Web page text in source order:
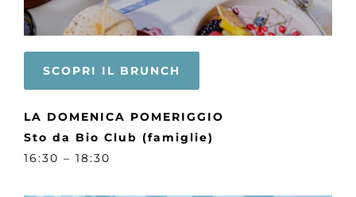
SCOPRI IL BRUNCH
LA DOMENICA POMERIGGIO
Sto da Bio Club (famiglie)
16:30 – 18:30